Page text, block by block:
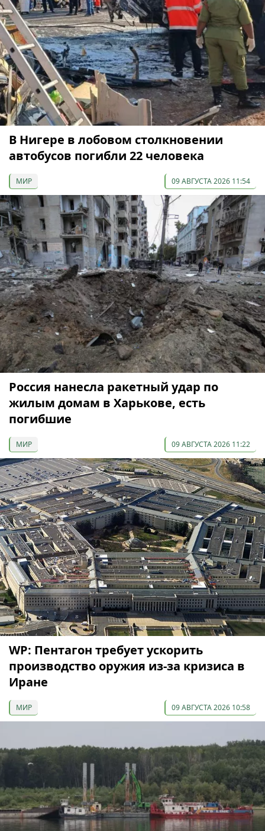
В Нигере в лобовом столкновении
автобусов погибли 22 человека
МИР 09 АВГУСТА 2026 11:54
Россия нанесла ракетный удар по
жилым домам в Харькове, есть
погибшие
МИР 09 АВГУСТА 2026 11:22
WP: Пентагон требует ускорить
производство оружия из-за кризиса в
Иране
МИР 09 АВГУСТА 2026 10:58